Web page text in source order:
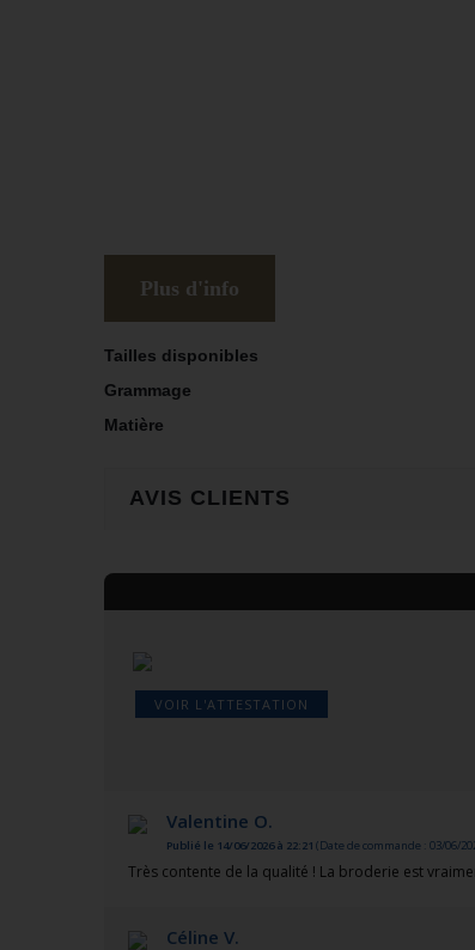
Plus d'info
Tailles disponibles
Grammage
Matière
AVIS CLIENTS
VOIR L'ATTESTATION
Valentine O.
Publié le 14/06/2026 à 22:21 (Date de commande : 03/06/
Très contente de la qualité ! La broderie est
Céline V.